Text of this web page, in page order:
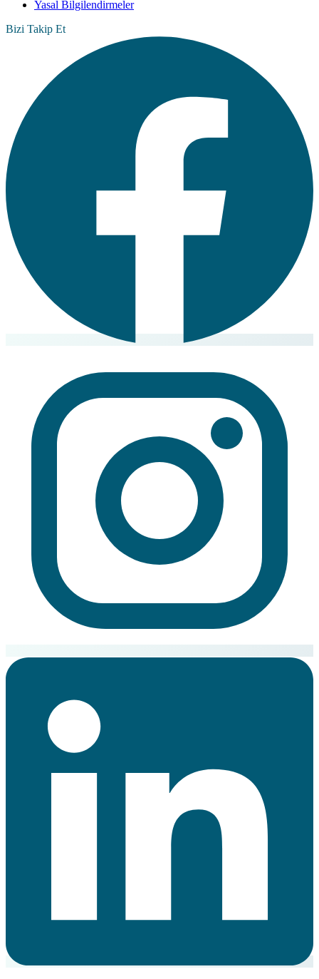
Yasal Bilgilendirmeler
Bizi Takip Et